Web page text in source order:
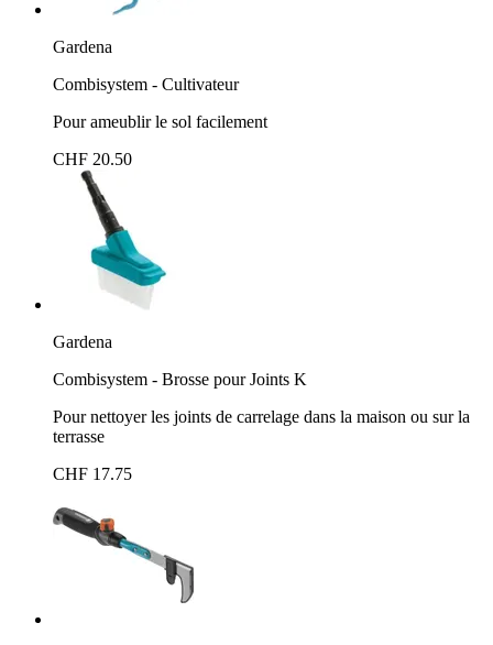
Gardena
Combisystem - Cultivateur
Pour ameublir le sol facilement
CHF 20.50
Gardena
Combisystem - Brosse pour Joints K
Pour nettoyer les joints de carrelage dans la maison ou sur la
terrasse
CHF 17.75